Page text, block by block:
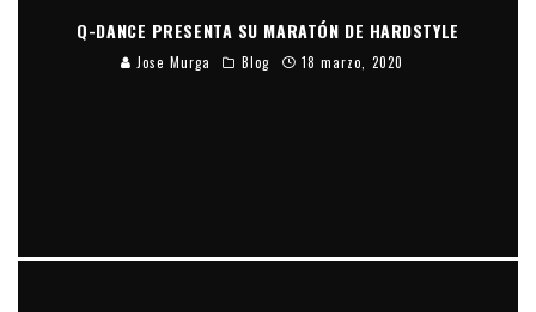
Q-DANCE PRESENTA SU MARATÓN DE HARDSTYLE
Jose Murga Blog 18 marzo, 2020